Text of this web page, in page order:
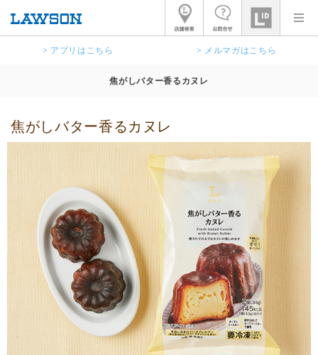
> アプリはこちら > メルマガはこちら
焦がしバター香るカヌレ
焦がしバター香るカヌレ